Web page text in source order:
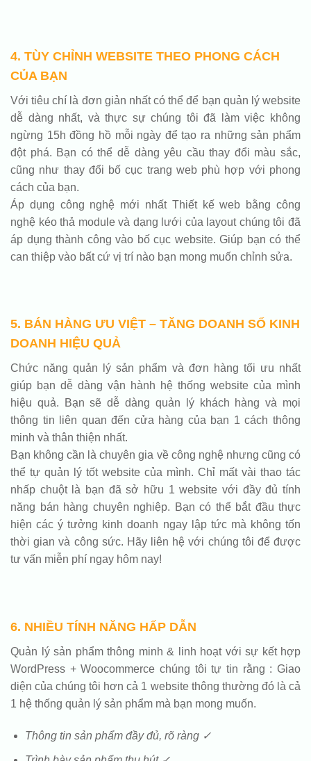
4. TÙY CHỈNH WEBSITE THEO PHONG CÁCH
CỦA BẠN
Với tiêu chí là đơn giản nhất có thể để bạn quản lý website
dễ dàng nhất, và thực sự chúng tôi đã làm việc không
ngừng 15h đồng hồ mỗi ngày để tạo ra những sản phẩm
đột phá. Bạn có thể dễ dàng yêu cầu thay đổi màu sắc,
cũng như thay đổi bố cục trang web phù hợp với phong
cách của bạn.
Áp dụng công nghệ mới nhất Thiết kế web bằng công
nghệ kéo thả module và dạng lưới của layout chúng tôi đã
áp dụng thành công vào bố cục website. Giúp bạn có thể
can thiệp vào bất cứ vị trí nào bạn mong muốn chỉnh sửa.
5. BÁN HÀNG ƯU VIỆT – TĂNG DOANH SỐ KINH
DOANH HIỆU QUẢ
Chức năng quản lý sản phẩm và đơn hàng tối ưu nhất
giúp bạn dễ dàng vận hành hệ thống website của mình
hiệu quả. Bạn sẽ dễ dàng quản lý khách hàng và mọi
thông tin liên quan đến cửa hàng của bạn 1 cách thông
minh và thân thiện nhất.
Bạn không cần là chuyên gia về công nghệ nhưng cũng có
thể tự quản lý tốt website của mình. Chỉ mất vài thao tác
nhấp chuột là bạn đã sở hữu 1 website với đầy đủ tính
năng bán hàng chuyên nghiệp. Bạn có thể bắt đầu thực
hiện các ý tưởng kinh doanh ngay lập tức mà không tốn
thời gian và công sức. Hãy liên hệ với chúng tôi để được
tư vấn miễn phí ngay hôm nay!
6. NHIỀU TÍNH NĂNG HẤP DẪN
Quản lý sản phẩm thông minh & linh hoạt với sự kết hợp
WordPress + Woocommerce chúng tôi tự tin rằng : Giao
diện của chúng tôi hơn cả 1 website thông thường đó là cả
1 hệ thống quản lý sản phẩm mà bạn mong muốn.
Thông tin sản phẩm đầy đủ, rõ ràng ✓